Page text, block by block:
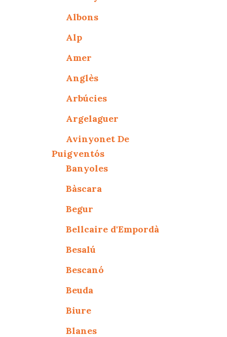
Albons
Alp
Amer
Anglès
Arbúcies
Argelaguer
Avinyonet De
Puigventós
Banyoles
Bàscara
Begur
Bellcaire d'Empordà
Besalú
Bescanó
Beuda
Biure
Blanes